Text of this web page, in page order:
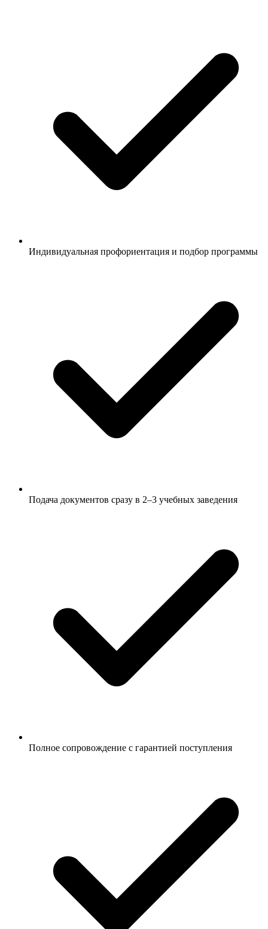
Индивидуальная профориентация и подбор программы
Подача документов сразу в 2–3 учебных заведения
Полное сопровождение с гарантией поступления